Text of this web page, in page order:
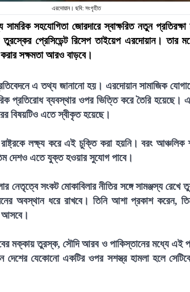
এরদোয়ান। ছবি: সংগৃহীত
সহযোগিতা জোরদারে স্বাক্ষরিত নতুন
প্রেসিডেন্ট রিসেপ তাইয়েপ এরদোয়ান। তার
করার সক্ষমতা আরও বাড়বে।
এ তথ্য জানানো হয়। এরদোয়ান সামাজিক
প্রতিরোধ ব্যবস্থার ওপর ভিত্তি করে তৈরি হয়েছে।
বিষয়টিও এতে স্বীকৃত হয়েছে।
রাষ্ট্রকে লক্ষ্য করে এই চুক্তি করা হয়নি। বরং আঞ্চলিক
দেশও এতে যুক্ত হওয়ার সুযোগ পাবে।
সংকট মোকাবিলার নীতির সঙ্গে সামঞ্জস্য
অবস্থান ধরে রাখবে। তিনি আশা প্রকাশ করেন,
আসবে।
তুরস্ক, সৌদি আরব ও পাকিস্তানের মধ্যে এই
যেকোনো একটির ওপর সশস্ত্র হামলা হলে